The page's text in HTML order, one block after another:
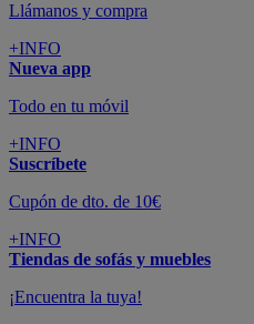
Llámanos y compra
+INFO
Nueva app
Todo en tu móvil
+INFO
Suscríbete
Cupón de dto. de 10€
+INFO
Tiendas de sofás y muebles
¡Encuentra la tuya!